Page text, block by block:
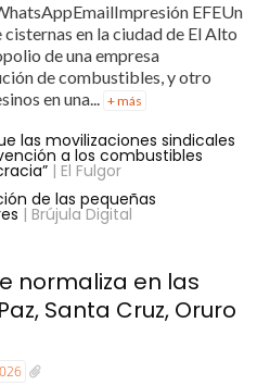
EFEUn
en la ciudad de El Alto
de una empresa
de combustibles, y otro
en una... + más
las movilizaciones sindicales
a los combustibles
| El Fulgor
de las pequeñas
| Brújula Digital
normaliza en las
Santa Cruz, Oruro